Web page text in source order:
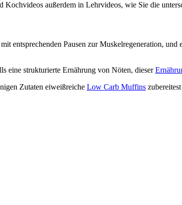
außerdem in Lehrvideos, wie Sie die
entsprechenden Pausen zur Muskelregeneration,
eine strukturierte Ernährung von Nöten, dieser
Zutaten eiweißreiche Low Carb Muffins